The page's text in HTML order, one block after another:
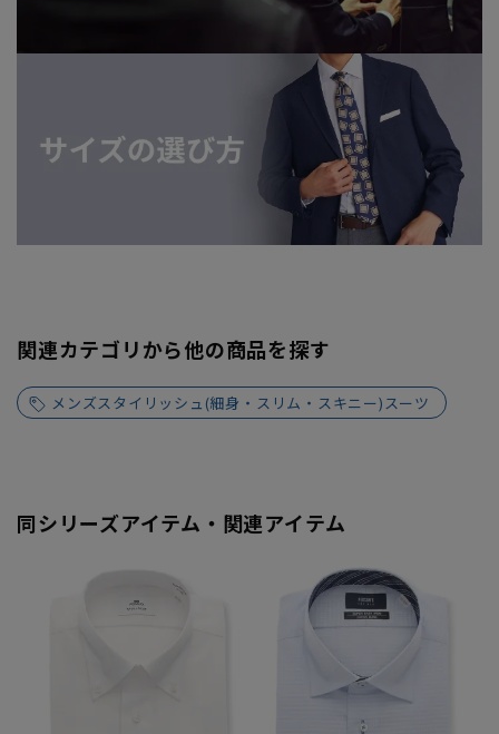
関連カテゴリから他の商品を探す
メンズスタイリッシュ(細身・スリム・スキニー)スーツ
同シリーズアイテム・関連アイテム